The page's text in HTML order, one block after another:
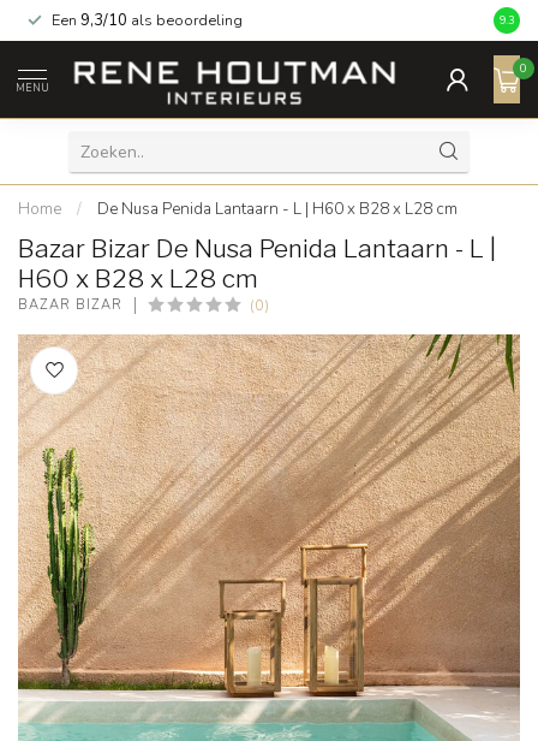
Een 9,3/10 als beoordeling 9.3
MENU
0
Home / De Nusa Penida Lantaarn - L | H60 x B28 x L28 cm
Bazar Bizar De Nusa Penida Lantaarn - L |
H60 x B28 x L28 cm
BAZAR BIZAR (0)